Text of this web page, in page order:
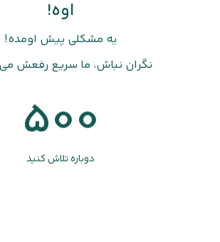
اوه!
یه مشکلی پیش اومده!
نگران نباش، ما سریع رفعش
500
دوباره تلاش کنید